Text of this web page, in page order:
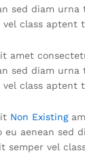
sed diam
class aptent
amet
sed diam
class aptent
Non Existing
eu aenean sed
semper vel